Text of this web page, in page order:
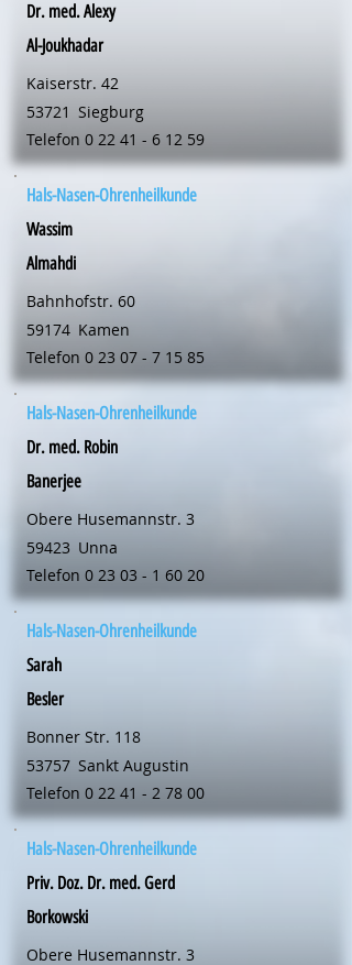
Dr. med. Alexy
Al-Joukhadar
Kaiserstr. 42
53721 Siegburg
Telefon 0 22 41 - 6 12 59
Hals-Nasen-Ohrenheilkunde
Wassim
Almahdi
Bahnhofstr. 60
59174 Kamen
Telefon 0 23 07 - 7 15 85
Hals-Nasen-Ohrenheilkunde
Dr. med. Robin
Banerjee
Obere Husemannstr. 3
59423 Unna
Telefon 0 23 03 - 1 60 20
Hals-Nasen-Ohrenheilkunde
Sarah
Besler
Bonner Str. 118
53757 Sankt Augustin
Telefon 0 22 41 - 2 78 00
Hals-Nasen-Ohrenheilkunde
Priv. Doz. Dr. med. Gerd
Borkowski
Obere Husemannstr. 3